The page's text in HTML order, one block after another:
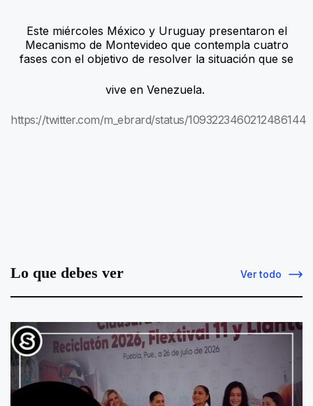
Este miércoles México y Uruguay presentaron el
Mecanismo de Montevideo que contempla cuatro
fases con el objetivo de resolver la situación que se
vive en Venezuela.
https://twitter.com/m_ebrard/status/1093223460212486144
Lo que debes ver Ver todo